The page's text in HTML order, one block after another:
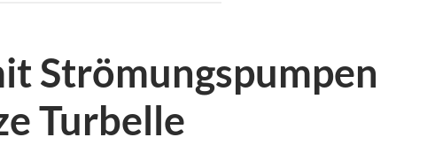
Strömungspumpen
Turbelle